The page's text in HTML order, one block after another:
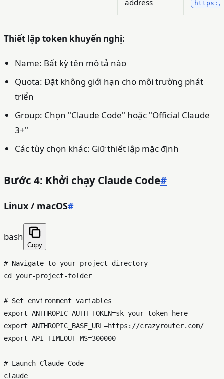
address
Thiết lập token khuyến nghị:
Name: Bất kỳ tên mô tả nào
Quota: Đặt không giới hạn cho môi trường phát
triển
Group: Chọn "Claude Code" hoặc "Official Claude
3+"
Các tùy chọn khác: Giữ thiết lập mặc định
Bước 4: Khởi chạy Claude Code#
Linux / macOS#
bash
Copy
# Navigate to your project directory
cd
your-project-folder
# Set environment variables
export
export
export API_TIMEOUT_MS=300000
# Launch Claude Code